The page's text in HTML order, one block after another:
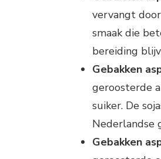
vervangt
smaak die
bereiding
Gebakken
geroosterde
suiker. De
Nederlandse
Gebakken